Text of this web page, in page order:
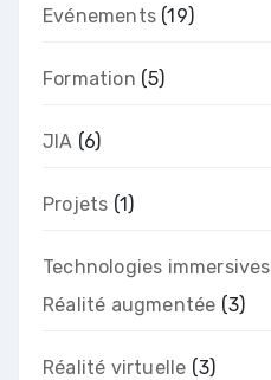
Evénements (19)
Formation (5)
JIA (6)
Projets (1)
Technologies immersives
Réalité augmentée (3)
Réalité virtuelle (3)